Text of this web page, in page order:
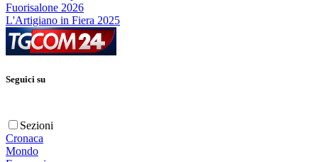
Fuorisalone 2026
L'Artigiano in Fiera 2025
Seguici su
Sezioni
Cronaca
Mondo